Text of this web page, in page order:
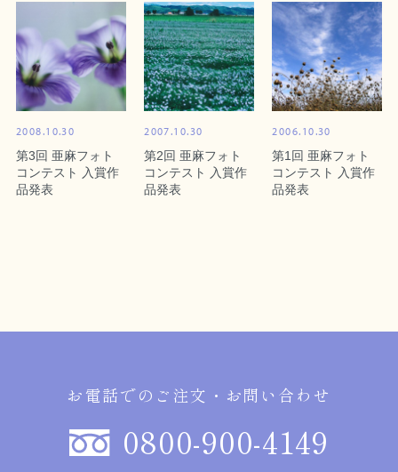
2008.10.30
第3回 亜麻フォト
コンテスト 入賞作
品発表
2007.10.30
第2回 亜麻フォト
コンテスト 入賞作
品発表
2006.10.30
第1回 亜麻フォト
コンテスト 入賞作
品発表
お電話でのご注文・お問い合わせ
0800-900-4149